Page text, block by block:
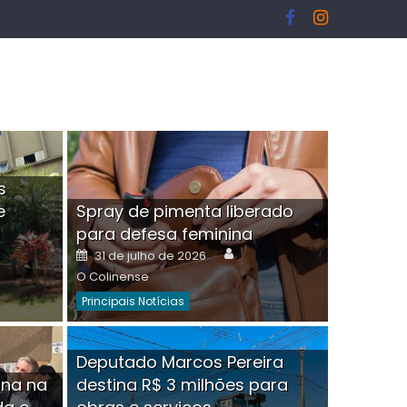
Martins Tristão é
mascarado
Spray de pimenta liberado
para defesa feminina
Posted
on
31 de julho de 2026 Author
O Colinense
Principais Notícias
na
Deputado Marcos Pereira
destina R$ 3 milhões para